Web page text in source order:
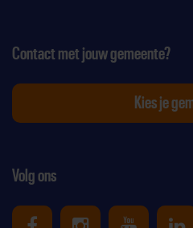
Volg ons
Contact met jouw gemeente?
Kies je